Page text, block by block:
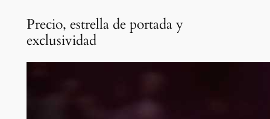
Precio, estrella de portada y
exclusividad